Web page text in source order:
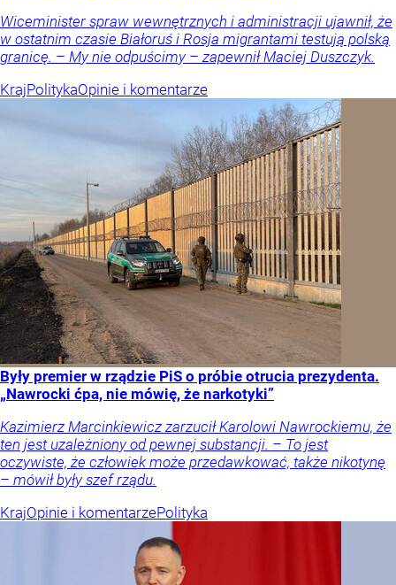
Wiceminister spraw wewnętrznych i administracji ujawnił, że
w ostatnim czasie Białoruś i Rosja migrantami testują polską
granicę. – My nie odpuścimy – zapewnił Maciej Duszczyk.
KrajPolitykaOpinie i komentarze
Były premier w rządzie PiS o próbie otrucia prezydenta.
„Nawrocki ćpa, nie mówię, że narkotyki”
Kazimierz Marcinkiewicz zarzucił Karolowi Nawrockiemu, że
ten jest uzależniony od pewnej substancji. – To jest
oczywiste, że człowiek może przedawkować, także nikotynę
– mówił były szef rządu.
KrajOpinie i komentarzePolityka